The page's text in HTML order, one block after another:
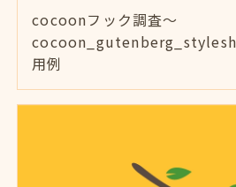
cocoonフック調査～
用例